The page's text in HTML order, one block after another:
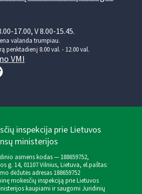
17.00, V 8.00-15.45.
valanda trumpiau.
penktadienį 8.00 val. - 12.00 val.
VMI
inspekcija prie Lietuvos
ministerijos
asmens kodas — 188659752,
g. 14, 01107 Vilnius, Lietuva, el.paštas:
dėžutės adresas 188659752
mokesčių inspekciją prie Lietuvos
kaupiami ir saugomi Juridinių